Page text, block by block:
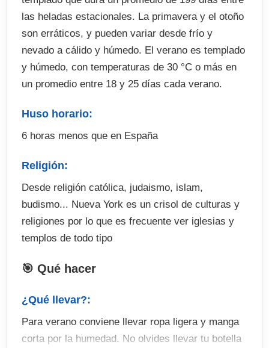
las heladas estacionales. La primavera y el otoño
son erráticos, y pueden variar desde frío y
nevado a cálido y húmedo. El verano es templado
y húmedo, con temperaturas de 30 °C o más en
un promedio entre 18 y 25 días cada verano.
Huso horario:
6 horas menos que en España
Religión:
Desde religión católica, judaismo, islam,
budismo... Nueva York es un crisol de culturas y
religiones por lo que es frecuente ver iglesias y
templos de todo tipo
🎯 Qué hacer
¿Qué llevar?:
Para verano conviene llevar ropa ligera y manga
corta por la humedad. No olvides llevar tu botella